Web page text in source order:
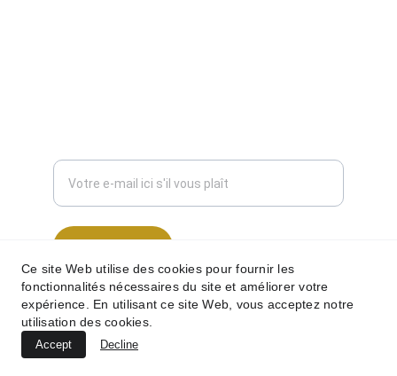
© 2026. Tous droits réservés.
Ce site Web utilise des cookies pour fournir les
fonctionnalités nécessaires du site et améliorer votre
expérience. En utilisant ce site Web, vous acceptez notre
utilisation des cookies.
Accept Decline